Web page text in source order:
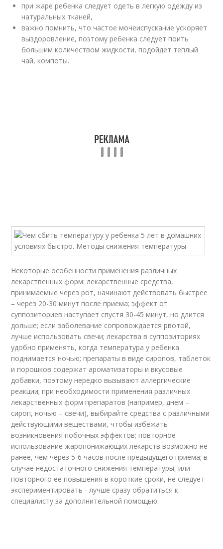
при жаре ребенка следует одеть в легкую одежду из
натуральных тканей,
важно помнить, что частое мочеиспускание ускоряет
выздоровление, поэтому ребенка следует поить
большим количеством жидкости, подойдет теплый
чай, компоты.
Некоторые особенности применения различных
лекарственных форм: лекарственные средства,
принимаемые через рот, начинают действовать быстрее
– через 20-30 минут после приема; эффект от
суппозиториев наступает спустя 30-45 минут, но длится
дольше; если заболевание сопровождается рвотой,
лучше использовать свечи; лекарства в суппозиториях
удобно применять, когда температура у ребенка
поднимается ночью; препараты в виде сиропов, таблеток
и порошков содержат ароматизаторы и вкусовые
добавки, поэтому нередко вызывают аллергические
реакции; при необходимости применения различных
лекарственных форм препаратов (например, днем –
сироп, ночью – свечи), выбирайте средства с различными
действующими веществами, чтобы избежать
возникновения побочных эффектов; повторное
использование жаропонижающих лекарств возможно не
ранее, чем через 5-6 часов после предыдущего приема; в
случае недостаточного снижения температуры, или
повторного ее повышения в короткие сроки, не следует
экспериментировать - лучше сразу обратиться к
специалисту за дополнительной помощью.